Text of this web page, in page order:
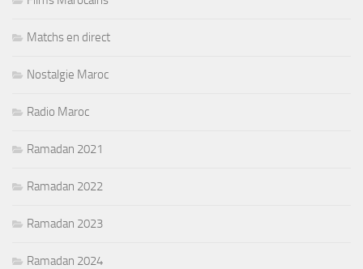
Matchs en direct
Nostalgie Maroc
Radio Maroc
Ramadan 2021
Ramadan 2022
Ramadan 2023
Ramadan 2024